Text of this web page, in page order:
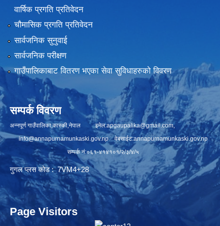
वार्षिक प्रगति प्रतिवेदन
चौमासिक प्रगति प्रतिवेदन
सार्वजनिक सुनुवाई
सार्वजनिक परीक्षण
गाउँपालिकाबाट वितरण भएका सेवा सुविधाहरुको विवरण
सम्पर्क विवरण
अन्नपूर्ण गाउँपालिका,कास्की,नेपाल इमेल:apgaupalika@gmail.com,
info@annapurnamunkaski.gov.npवेबसाईट:annapurnamunkaski.gov.np
सम्पर्क नं:०६१-४१४१०१/२/३/४/५
गुगल प्लस कोड : 7VM4+28
Page Visitors